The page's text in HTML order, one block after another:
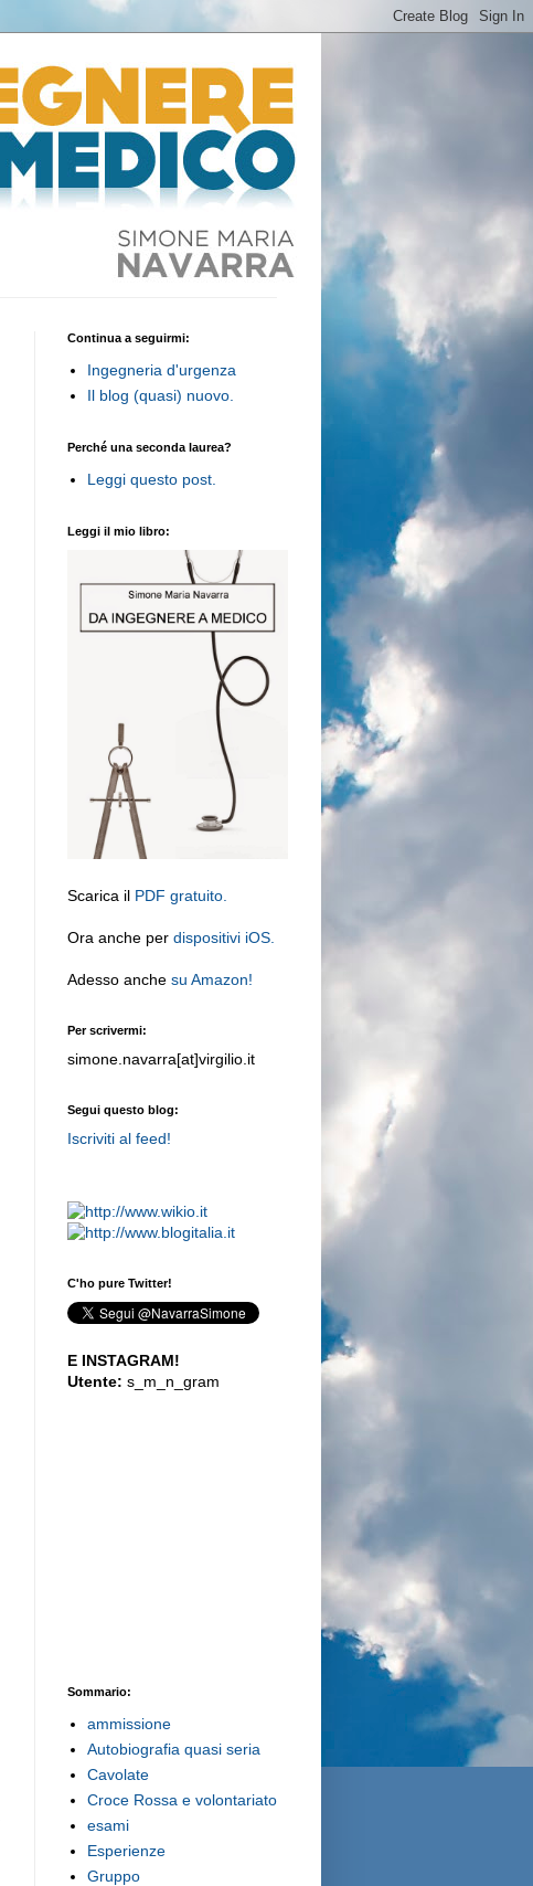
Continua a seguirmi:
Ingegneria d'urgenza
Il blog (quasi) nuovo.
Perché una seconda laurea?
Leggi questo post.
Leggi il mio libro:
Scarica il PDF gratuito.
Ora anche per dispositivi iOS.
Adesso anche su Amazon!
Per scrivermi:
simone.navarra[at]virgilio.it
Segui questo blog:
Iscriviti al feed!
C'ho pure Twitter!
E INSTAGRAM!
Utente: s_m_n_gram
Sommario:
ammissione
Autobiografia quasi seria
Cavolate
Croce Rossa e volontariato
esami
Esperienze
Gruppo